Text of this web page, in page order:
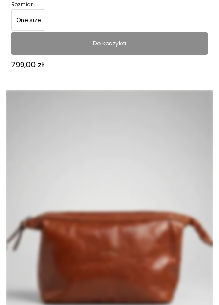
Rozmiar
One size
Do koszyka
799,00 zł